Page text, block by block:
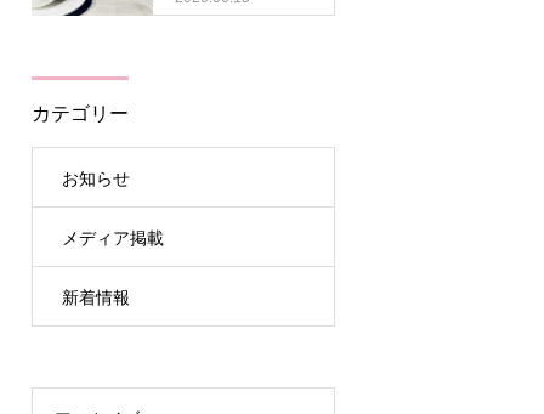
護士／記事PDF
カテゴリー
お知らせ
メディア掲載
新着情報